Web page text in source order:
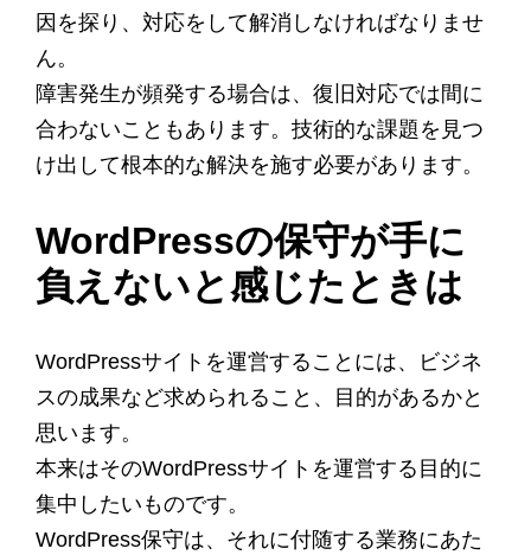
因を探り、対応をして解消しなければなりませ
ん。
障害発生が頻発する場合は、復旧対応では間に
合わないこともあります。技術的な課題を見つ
け出して根本的な解決を施す必要があります。
WordPressの保守が手に
負えないと感じたときは
WordPressサイトを運営することには、ビジネ
スの成果など求められること、目的があるかと
思います。
本来はそのWordPressサイトを運営する目的に
集中したいものです。
WordPress保守は、それに付随する業務にあた